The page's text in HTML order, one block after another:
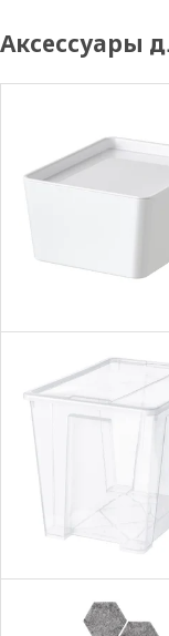
Аксессуары